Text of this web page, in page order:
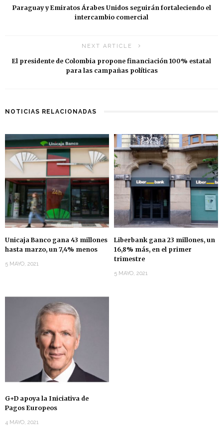
Paraguay y Emiratos Árabes Unidos seguirán fortaleciendo el
intercambio comercial
NEXT ARTICLE
El presidente de Colombia propone financiación 100% estatal
para las campañas políticas
NOTICIAS RELACIONADAS
Unicaja Banco gana 43 millones
hasta marzo, un 7,4% menos
5 MAYO, 2021
Liberbank gana 23 millones, un
16,8% más, en el primer
trimestre
5 MAYO, 2021
G+D apoya la Iniciativa de
Pagos Europeos
4 MAYO, 2021